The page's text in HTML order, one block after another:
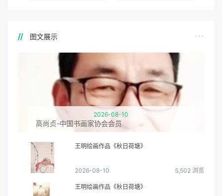
图文展示
2026-08-10
高尚贞-中国书画家协会会员
王明绘画作品《秋日荷塘》
2026-08-10 5,502 浏览
王明绘画作品《秋日荷塘》